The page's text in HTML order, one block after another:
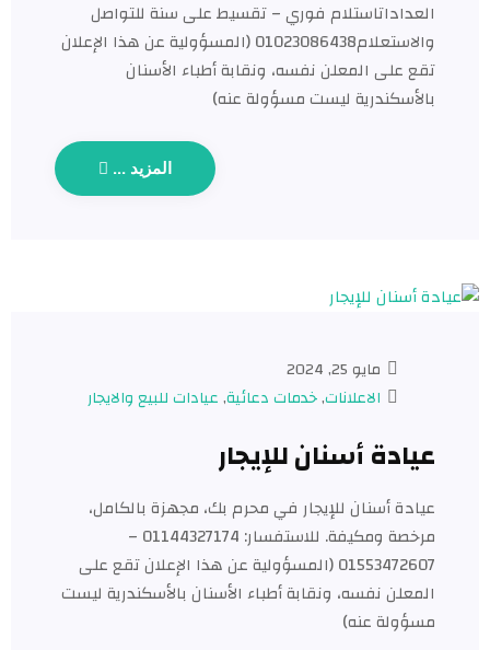
العداداتاستلام فوري – تقسيط على سنة للتواصل
والاستعلام01023086438 (المسؤولية عن هذا الإعلان
تقع على المعلن نفسه، ونقابة أطباء الأسنان
بالأسكندرية ليست مسؤولة عنه)
المزيد ...
مايو 25, 2024
الاعلانات,خدمات دعائية,عيادات للبيع والايجار​
عيادة أسنان للإيجار
عيادة أسنان للإيجار في محرم بك، مجهزة بالكامل،
مرخصة ومكيفة. للاستفسار: 01144327174 –
01553472607 (المسؤولية عن هذا الإعلان تقع على
المعلن نفسه، ونقابة أطباء الأسنان بالأسكندرية ليست
مسؤولة عنه)